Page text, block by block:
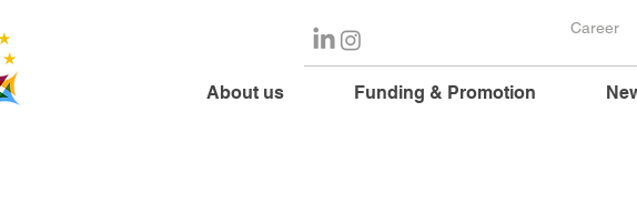
Career
About us Funding & Promotion